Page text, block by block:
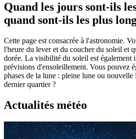
Quand les jours sont-ils
quand sont-ils les plus
Cette page est consacrée à l'astronomie.
l'heure du lever et du coucher du soleil et
dorée. La visibilité du soleil est également
prévisions d'ensoleillement. Vous pouvez
phases de la lune : pleine lune ou
dernier quartier ?
Actualités météo